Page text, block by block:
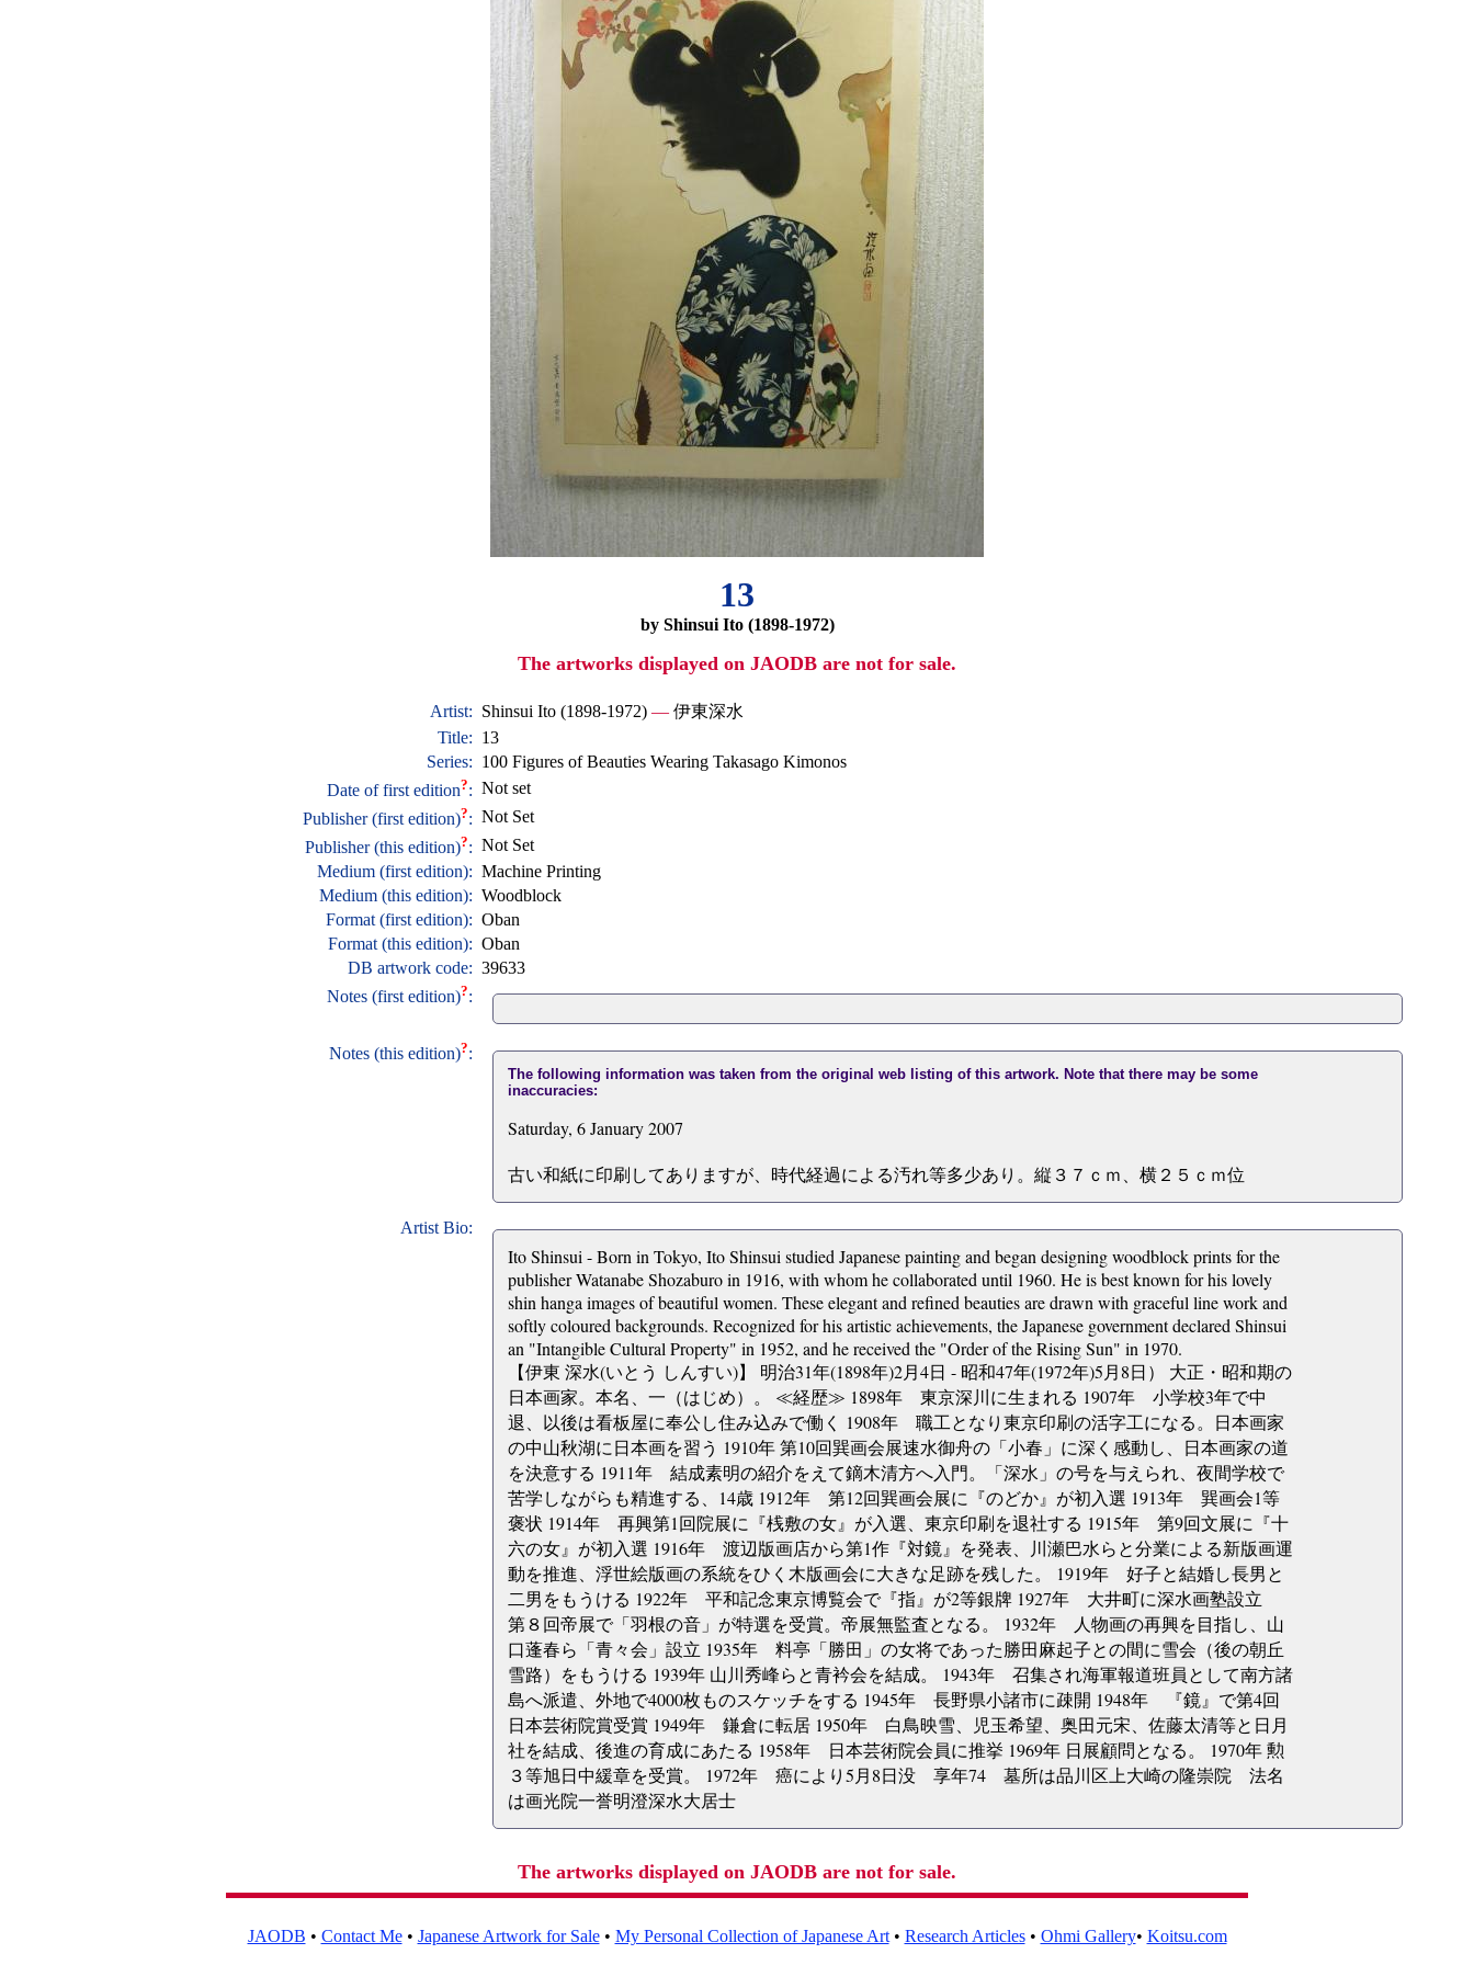
13
by Shinsui Ito (1898-1972)
The artworks displayed on JAODB are not for sale.
Artist: Shinsui Ito (1898-1972) —伊東深水
Title: 13
Series: 100 Figures of Beauties Wearing Takasago Kimonos
Date of first edition?: Not set
Publisher (first edition)?: Not Set
Publisher (this edition)?: Not Set
Medium (first edition): Machine Printing
Medium (this edition): Woodblock
Format (first edition): Oban
Format (this edition): Oban
DB artwork code: 39633
Notes (first edition)?:
Notes (this edition)?:
The following information was taken from the original web listing of this artwork. Note that there may be some
inaccuracies:
Saturday, 6 January 2007
古い和紙に印刷してありますが、時代経過による汚れ等多少あり。縦３７ｃｍ、横２５ｃｍ位
Artist Bio:
Ito Shinsui - Born in Tokyo, Ito Shinsui studied Japanese painting and began designing woodblock prints for the
publisher Watanabe Shozaburo in 1916, with whom he collaborated until 1960. He is best known for his lovely
shin hanga images of beautiful women. These elegant and refined beauties are drawn with graceful line work and
softly coloured backgrounds. Recognized for his artistic achievements, the Japanese government declared Shinsui
an "Intangible Cultural Property" in 1952, and he received the "Order of the Rising Sun" in 1970.
【伊東 深水(いとう しんすい)】 明治31年(1898年)2月4日 - 昭和47年(1972年)5月8日） 大正・昭和期の
日本画家。本名、一（はじめ）。 ≪経歴≫ 1898年 東京深川に生まれる 1907年 小学校3年で中
退、以後は看板屋に奉公し住み込みで働く 1908年 職工となり東京印刷の活字工になる。日本画家
の中山秋湖に日本画を習う 1910年 第10回巽画会展速水御舟の「小春」に深く感動し、日本画家の道
を決意する 1911年 結成素明の紹介をえて鏑木清方へ入門。「深水」の号を与えられ、夜間学校で
苦学しながらも精進する、14歳 1912年 第12回巽画会展に『のどか』が初入選 1913年 巽画会1等
褒状 1914年 再興第1回院展に『桟敷の女』が入選、東京印刷を退社する 1915年 第9回文展に『十
六の女』が初入選 1916年 渡辺版画店から第1作『対鏡』を発表、川瀬巴水らと分業による新版画運
動を推進、浮世絵版画の系統をひく木版画会に大きな足跡を残した。 1919年 好子と結婚し長男と
二男をもうける 1922年 平和記念東京博覧会で『指』が2等銀牌 1927年 大井町に深水画塾設立
第８回帝展で「羽根の音」が特選を受賞。帝展無監査となる。 1932年 人物画の再興を目指し、山
口蓬春ら「青々会」設立 1935年 料亭「勝田」の女将であった勝田麻起子との間に雪会（後の朝丘
雪路）をもうける 1939年 山川秀峰らと青衿会を結成。 1943年 召集され海軍報道班員として南方諸
島へ派遣、外地で4000枚ものスケッチをする 1945年 長野県小諸市に疎開 1948年 『鏡』で第4回
日本芸術院賞受賞 1949年 鎌倉に転居 1950年 白鳥映雪、児玉希望、奥田元宋、佐藤太清等と日月
社を結成、後進の育成にあたる 1958年 日本芸術院会員に推挙 1969年 日展顧問となる。 1970年 勲
３等旭日中緩章を受賞。 1972年 癌により5月8日没 享年74 墓所は品川区上大崎の隆崇院 法名
は画光院一誉明澄深水大居士
The artworks displayed on JAODB are not for sale.
JAODB • Contact Me• Japanese Artwork for Sale• My Personal Collection of Japanese Art• Research Articles• Ohmi Gallery• Koitsu.com